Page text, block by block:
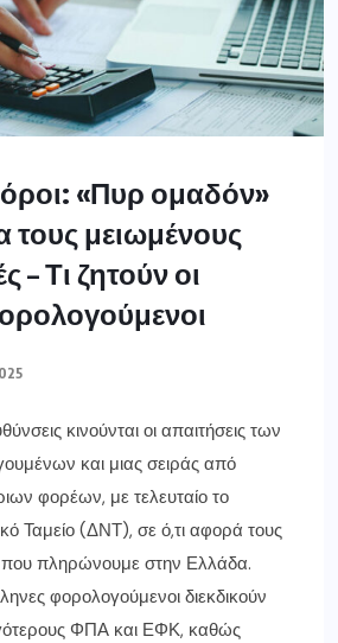
«Πυρ ομαδόν»
τους μειωμένους
– Τι ζητούν οι
κινούνται οι απαιτήσεις των
και μιας σειράς από
φορέων, με τελευταίο το
Ταμείο (ΔΝΤ), σε ό,τι αφορά τους
πληρώνουμε στην Ελλάδα.
φορολογούμενοι διεκδικούν
ΦΠΑ και ΕΦΚ, καθώς